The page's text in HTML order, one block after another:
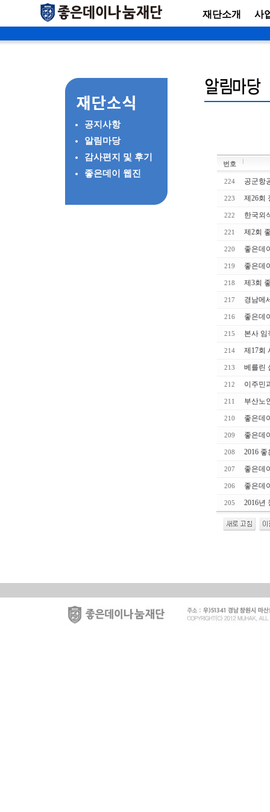
재단소개 사
공지사항
알림마당
감사편지 및 후기
좋은데이 웹진
번호
224 공군항
223 제26회
222 한국외
221 제2회
220 좋은데
219 좋은데
218 제3회
217 경남메
216 좋은데
215 본사 임
214 제17회
213 베를린
212 이주민
211 부산노
210 좋은데
209 좋은데
208 2016
207 좋은데
206 좋은데
205 2016년